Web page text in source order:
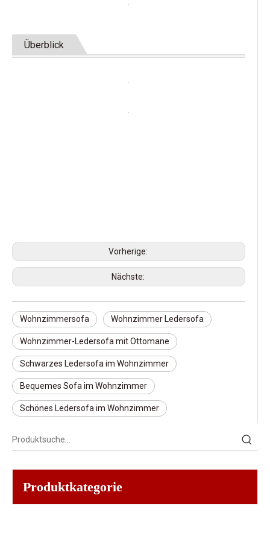
Überblick
Vorherige:
Nächste:
Wohnzimmersofa Wohnzimmer Ledersofa
Wohnzimmer-Ledersofa mit Ottomane
Schwarzes Ledersofa im Wohnzimmer
Bequemes Sofa im Wohnzimmer
Schönes Ledersofa im Wohnzimmer
Produktkategorie